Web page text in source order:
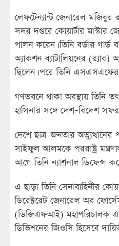
লেফটেন্যান্ট জেনারেল
সদর দপ্তরে কোয়ার্টার মাস্টার
পালন করেন। তিনি বর্ডার গার্ড
অ্যাকশন ব্যাটালিয়নের (র‍্যাব)
ছিলেন। পরে তিনি এসএসএফের
গণভবনে থাকা অবস্থায় তিনি
হাসিনার সঙ্গে দেশ–বিদেশ
দেশে ছাত্র–জনতার অভ্যুত্থানের
সাইফুল আলমকে পররাষ্ট্র
আগে তিনি ন্যাশনাল ডিফেন্স
এ ছাড়া তিনি সেনাবাহিনীর
ডিরেক্টরেট জেনারেল অব
(ডিজিএফআই) মহাপরিচালক
ডিভিশনের জিওসি হিসেবে